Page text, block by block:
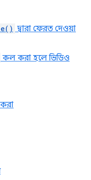
দ্বারা ফেরত দেওয়া
কল করা হলে ভিডিও